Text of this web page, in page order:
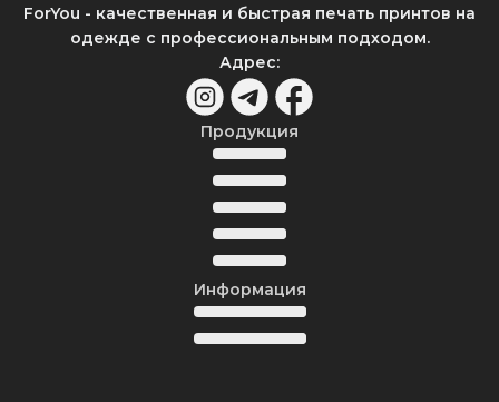
ForYou - качественная и быстрая печать принтов на
одежде с профессиональным подходом.
Адрес:
Продукция
Информация